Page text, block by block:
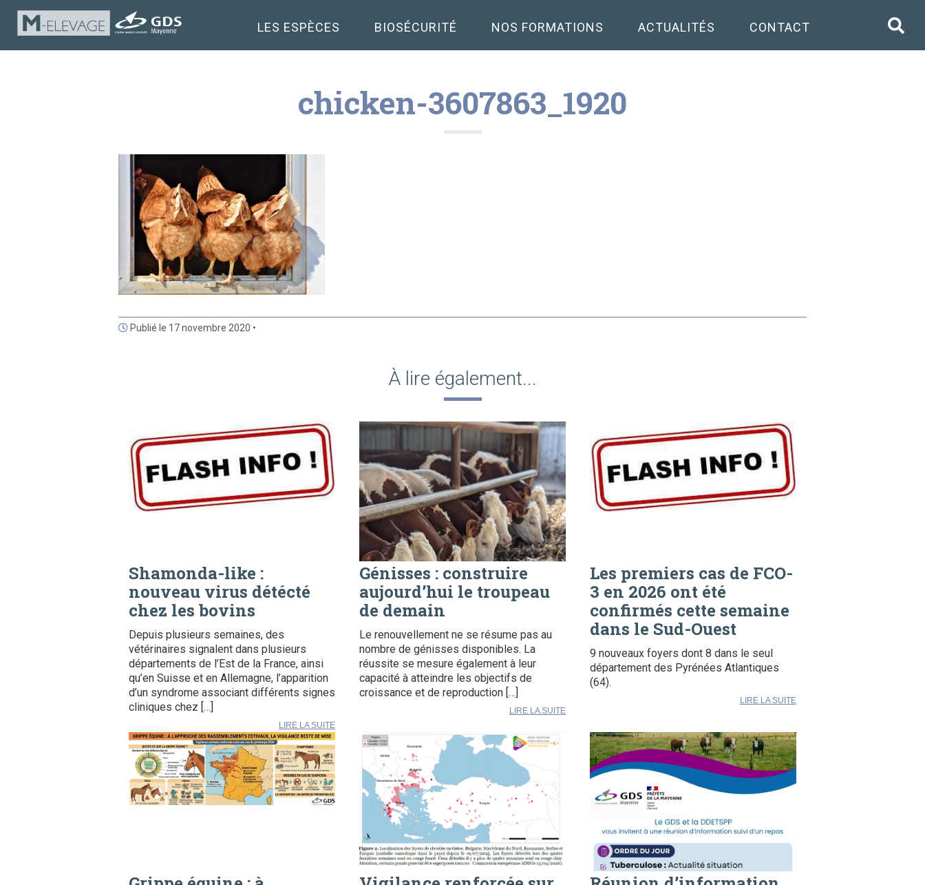
LES ESPÈCES BIOSÉCURITÉ NOS FORMATIONS ACTUALITÉS CONTACT
chicken-3607863_1920
Publié le 17 novembre 2020 •
À lire également...
Shamonda-like :
nouveau virus détécté
chez les bovins
Depuis plusieurs semaines, des
vétérinaires signalent dans plusieurs
départements de l’Est de la France, ainsi
qu’en Suisse et en Allemagne, l’apparition
d’un syndrome associant différents signes
cliniques chez […]
LIRE LA SUITE
Génisses : construire
aujourd’hui le troupeau
de demain
Le renouvellement ne se résume pas au
nombre de génisses disponibles. La
réussite se mesure également à leur
capacité à atteindre les objectifs de
croissance et de reproduction […]
LIRE LA SUITE
Les premiers cas de FCO-
3 en 2026 ont été
confirmés cette semaine
dans le Sud-Ouest
9 nouveaux foyers dont 8 dans le seul
département des Pyrénées Atlantiques
(64).
LIRE LA SUITE